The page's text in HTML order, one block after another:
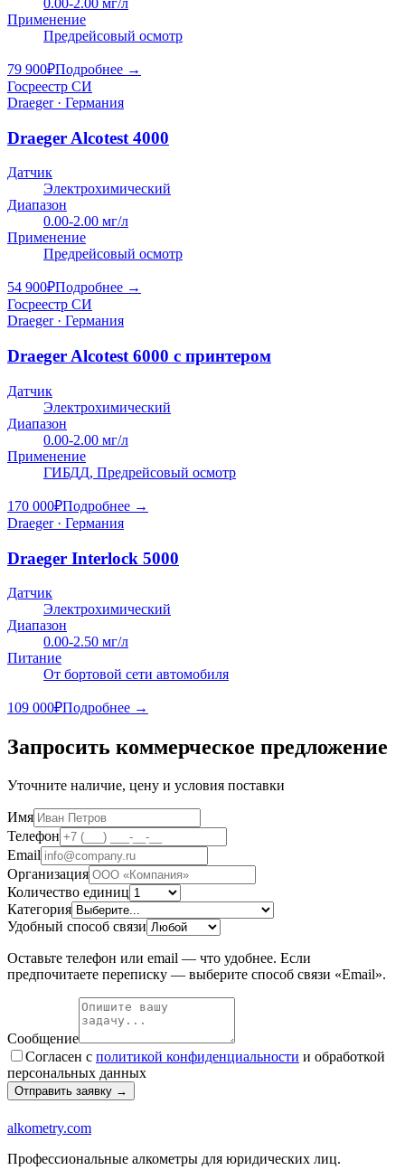
0.00-2.00 мг/л
Применение
Предрейсовый осмотр
79 900₽Подробнее →
Госреестр СИ
Draeger · Германия
Draeger Alcotest 4000
Датчик
Электрохимический
Диапазон
0.00-2.00 мг/л
Применение
Предрейсовый осмотр
54 900₽Подробнее →
Госреестр СИ
Draeger · Германия
Draeger Alcotest 6000 с принтером
Датчик
Электрохимический
Диапазон
0.00-2.00 мг/л
Применение
ГИБДД, Предрейсовый осмотр
170 000₽Подробнее →
Draeger · Германия
Draeger Interlock 5000
Датчик
Электрохимический
Диапазон
0.00-2.50 мг/л
Питание
От бортовой сети автомобиля
109 000₽Подробнее →
Запросить коммерческое предложение
Уточните наличие, цену и условия поставки
Имя
Телефон
Email
Организация
Количество единиц
Категория
Удобный способ связи
Оставьте телефон или email — что удобнее. Если
предпочитаете переписку — выберите способ связи «Email».
Сообщение
Согласен с политикой конфиденциальности и обработкой
персональных данных
Отправить заявку →
alkometry.com
Профессиональные алкометры для юридических лиц.